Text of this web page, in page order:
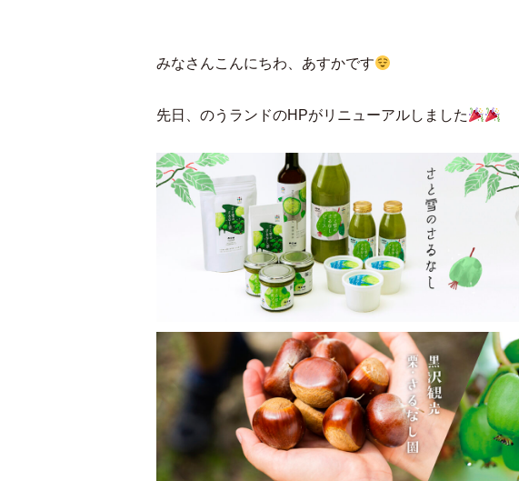
みなさんこんにちわ、あすかです
先日、のうランドのHPがリニューアルしました